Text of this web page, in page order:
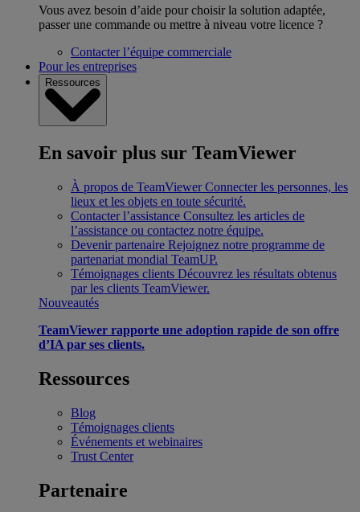
Vous avez besoin d’aide pour choisir la solution adaptée,
passer une commande ou mettre à niveau votre licence ?
Contacter l’équipe commerciale
Pour les entreprises
Ressources
En savoir plus sur TeamViewer
À propos de TeamViewer Connecter les personnes, les
lieux et les objets en toute sécurité.
Contacter l’assistance Consultez les articles de
l’assistance ou contactez notre équipe.
Devenir partenaire Rejoignez notre programme de
partenariat mondial TeamUP.
Témoignages clients Découvrez les résultats obtenus
par les clients TeamViewer.
Nouveautés
TeamViewer rapporte une adoption rapide de son offre
d’IA par ses clients.
Ressources
Blog
Témoignages clients
Événements et webinaires
Trust Center
Partenaire